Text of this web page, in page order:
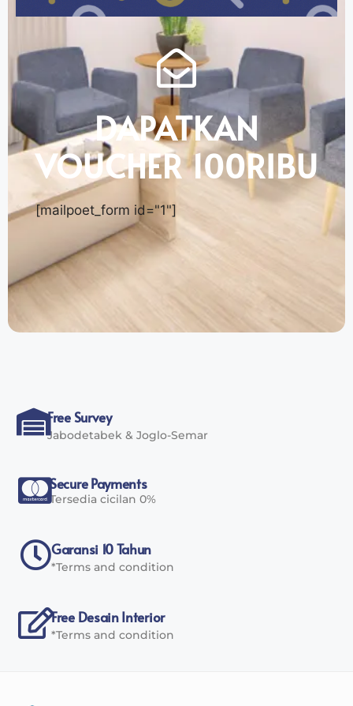
DAPATKAN
VOUCHER 100RIBU
[mailpoet_form id="1"]
Free Survey
Jabodetabek & Joglo-Semar
Secure Payments
Tersedia cicilan 0%
Garansi 10 Tahun
*Terms and condition
Free Desain Interior
*Terms and condition